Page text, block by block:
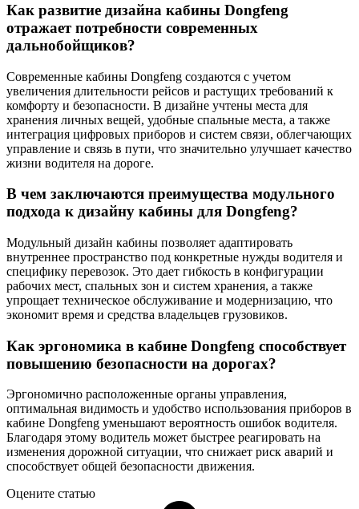
Как развитие дизайна кабины Dongfeng
отражает потребности современных
дальнобойщиков?
Современные кабины Dongfeng создаются с учетом
увеличения длительности рейсов и растущих требований к
комфорту и безопасности. В дизайне учтены места для
хранения личных вещей, удобные спальные места, а также
интеграция цифровых приборов и систем связи, облегчающих
управление и связь в пути, что значительно улучшает качество
жизни водителя на дороге.
В чем заключаются преимущества модульного
подхода к дизайну кабины для Dongfeng?
Модульный дизайн кабины позволяет адаптировать
внутреннее пространство под конкретные нужды водителя и
специфику перевозок. Это дает гибкость в конфигурации
рабочих мест, спальных зон и систем хранения, а также
упрощает техническое обслуживание и модернизацию, что
экономит время и средства владельцев грузовиков.
Как эргономика в кабине Dongfeng способствует
повышению безопасности на дорогах?
Эргономично расположенные органы управления,
оптимальная видимость и удобство использования приборов в
кабине Dongfeng уменьшают вероятность ошибок водителя.
Благодаря этому водитель может быстрее реагировать на
изменения дорожной ситуации, что снижает риск аварий и
способствует общей безопасности движения.
Оцените статью